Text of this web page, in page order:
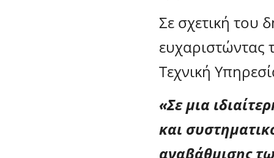
Σε σχετική του
ευχαριστώντας
Τεχνική
«Σε μια
και
αναβάθμισης